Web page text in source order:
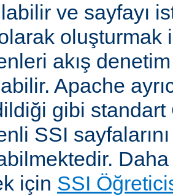
ve sayfayı
oluşturmak
akış
Apache
gibi standart
SSI
Daha
için SSI